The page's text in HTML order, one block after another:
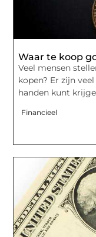
Waar te koop
Veel mensen
kopen? Er zijn
handen kunt
Financieel